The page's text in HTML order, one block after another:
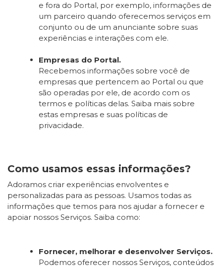
e fora do Portal, por exemplo, informações de
um parceiro quando oferecemos serviços em
conjunto ou de um anunciante sobre suas
experiências e interações com ele.
Empresas do Portal.
Recebemos informações sobre você de
empresas que pertencem ao Portal ou que
são operadas por ele, de acordo com os
termos e políticas delas. Saiba mais sobre
estas empresas e suas políticas de
privacidade.
Como usamos essas informações?
Adoramos criar experiências envolventes e
personalizadas para as pessoas. Usamos todas as
informações que temos para nos ajudar a fornecer e
apoiar nossos Serviços. Saiba como:
Fornecer, melhorar e desenvolver Serviços.
Podemos oferecer nossos Serviços, conteúdos